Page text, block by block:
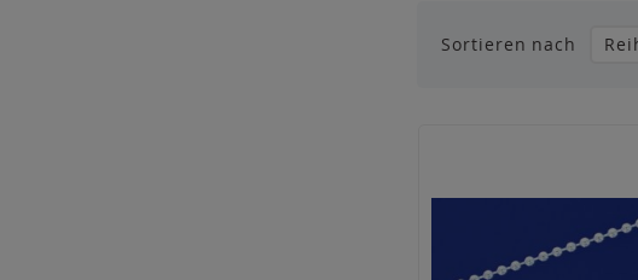
Sortieren nach